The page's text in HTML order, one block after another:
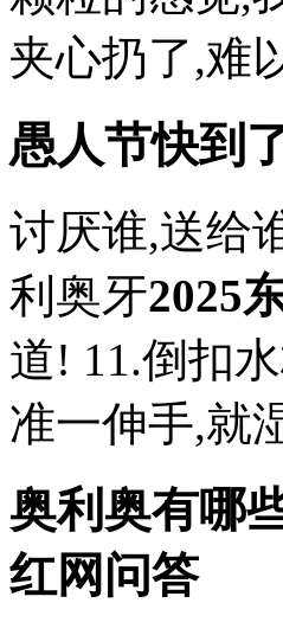
夹心扔了,难
愚人节快到
讨厌谁,送给
利奥牙2025
道! 11.倒扣
准一伸手,就
奥利奥有哪
红网问答